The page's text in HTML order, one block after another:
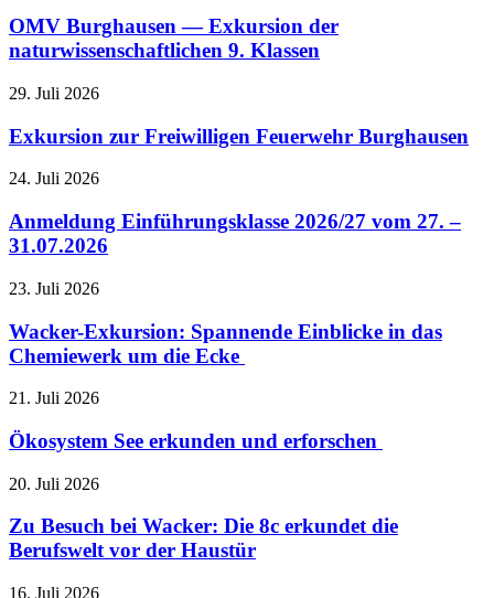
OMV Burghausen — Exkursion der
naturwissenschaftlichen 9. Klassen
29. Juli 2026
Exkursion zur Freiwilligen Feuerwehr Burghausen
24. Juli 2026
Anmeldung Einführungsklasse 2026/27 vom 27. –
31.07.2026
23. Juli 2026
Wacker-Exkursion: Spannende Einblicke in das
Chemiewerk um die Ecke
21. Juli 2026
Ökosystem See erkunden und erforschen
20. Juli 2026
Zu Besuch bei Wacker: Die 8c erkundet die
Berufswelt vor der Haustür
16. Juli 2026